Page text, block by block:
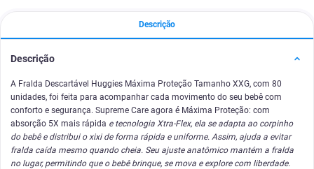
Descrição
Descrição
A Fralda Descartável Huggies Máxima Proteção Tamanho XXG, com 80
unidades, foi feita para acompanhar cada movimento do seu bebê com
conforto e segurança. Supreme Care agora é Máxima Proteção: com
absorção 5X mais rápida e tecnologia Xtra-Flex, ela se adapta ao corpinho
do bebê e distribui o xixi de forma rápida e uniforme. Assim, ajuda a evitar
fralda caída mesmo quando cheia. Seu ajuste anatômico mantém a fralda
no lugar, permitindo que o bebê brinque, se mova e explore com liberdade.